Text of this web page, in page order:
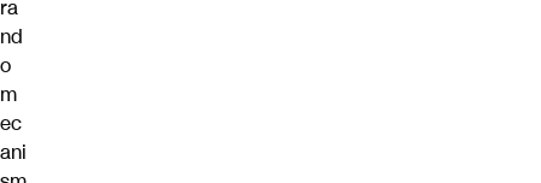
ra
nd
o
m
ec
ani